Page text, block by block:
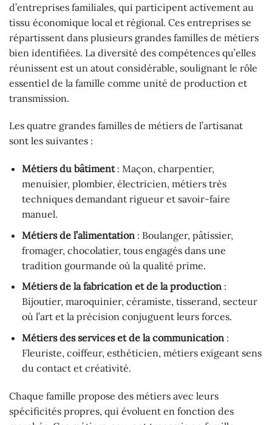
d’entreprises familiales, qui participent activement au
tissu économique local et régional. Ces entreprises se
répartissent dans plusieurs grandes familles de métiers
bien identifiées. La diversité des compétences qu’elles
réunissent est un atout considérable, soulignant le rôle
essentiel de la famille comme unité de production et
transmission.
Les quatre grandes familles de métiers de l’artisanat
sont les suivantes :
Métiers du bâtiment: Maçon, charpentier,
menuisier, plombier, électricien, métiers très
techniques demandant rigueur et savoir-faire
manuel.
Métiers de l’alimentation: Boulanger, pâtissier,
fromager, chocolatier, tous engagés dans une
tradition gourmande où la qualité prime.
Métiers de la fabrication et de la production:
Bijoutier, maroquinier, céramiste, tisserand, secteur
où l’art et la précision conjuguent leurs forces.
Métiers des services et de la communication:
Fleuriste, coiffeur, esthéticien, métiers exigeant sens
du contact et créativité.
Chaque famille propose des métiers avec leurs
spécificités propres, qui évoluent en fonction des